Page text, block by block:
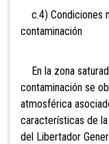
c.4) Condiciones
contaminación
En la zona
contaminación se
atmosférica
características de
del Libertador